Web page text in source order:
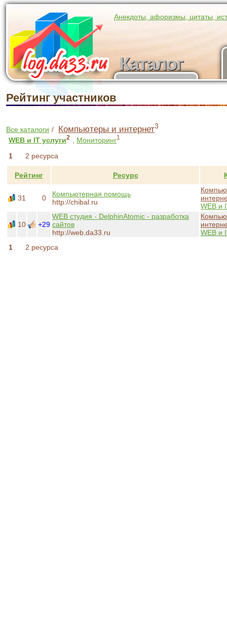
Анекдоты, афоризмы, цитаты,
Каталог
Каталог
Рейтинг участников
Все каталоги / Компьютеры и интернет3
WEB и IT услуги2 , Мониторинг1
1 2 ресурса
Рейтинг Ресурс
31 0
Компьютерная помощь
http://chibal.ru
WEB и
10 +29
WEB студия - DelphinAtomic - разработка
сайтов
http://web.da33.ru
WEB и
1
2 ресурса